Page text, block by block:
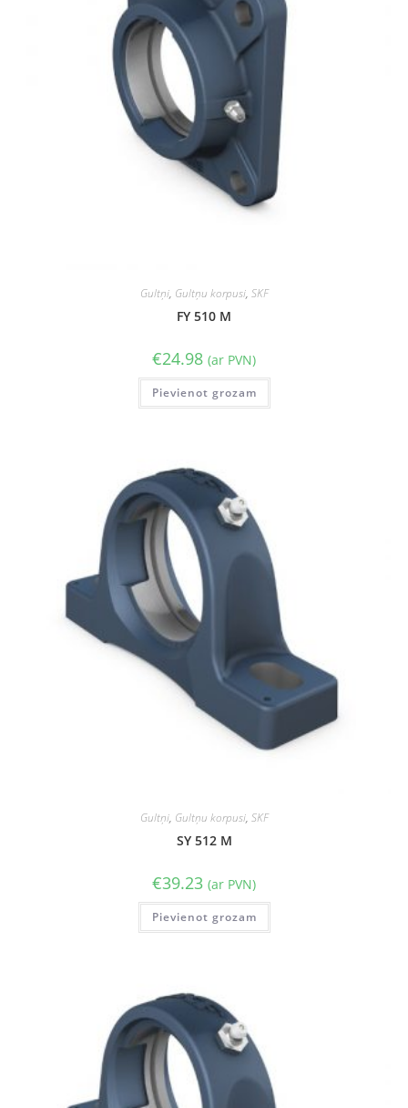
Gultņi, Gultņu korpusi, SKF
FY 510 M
€24.98 (ar PVN)
Pievienot grozam
Gultņi, Gultņu korpusi, SKF
SY 512 M
€39.23 (ar PVN)
Pievienot grozam